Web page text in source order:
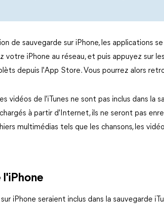
de sauvegarde sur iPhone, les applications
votre iPhone au réseau, et puis appuyez sur
depuis l'App Store. Vous pourrez alors
vidéos de l'iTunes ne sont pas inclus dans la
à partir d'Internet, ils ne seront pas
multimédias tels que les chansons, les
l'iPhone
sur iPhone seraient inclus dans la sauvegarde